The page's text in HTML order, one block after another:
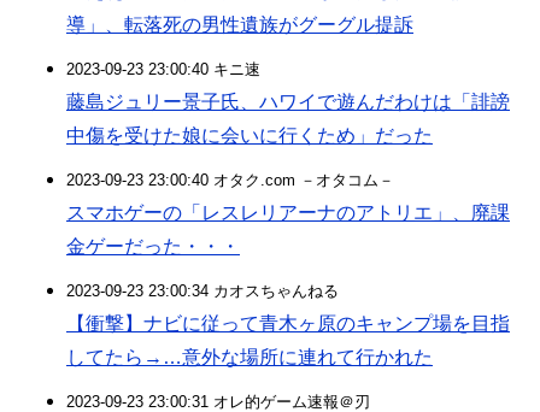
導」、転落死の男性遺族がグーグル提訴
2023-09-23 23:00:40 キニ速
藤島ジュリー景子氏、ハワイで遊んだわけは「誹謗
中傷を受けた娘に会いに行くため」だった
2023-09-23 23:00:40 オタク.com －オタコム－
スマホゲーの「レスレリアーナのアトリエ」、廃課
金ゲーだった・・・
2023-09-23 23:00:34 カオスちゃんねる
【衝撃】ナビに従って青木ヶ原のキャンプ場を目指
してたら→…意外な場所に連れて行かれた
2023-09-23 23:00:31 オレ的ゲーム速報＠刃